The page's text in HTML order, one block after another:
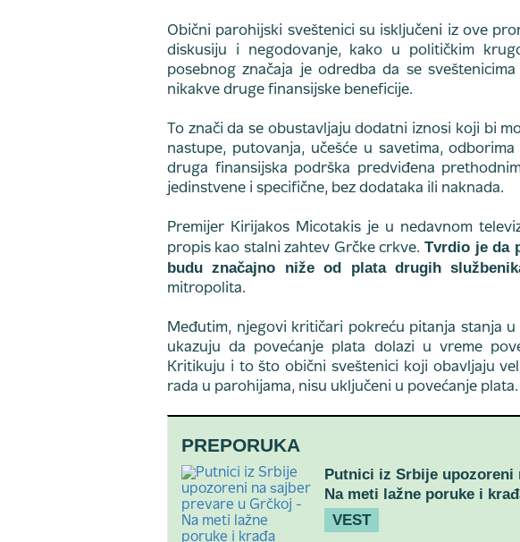
Obični parohijski sveštenici su isključeni iz ove
diskusiju i negodovanje, kako u političkim
posebnog značaja je odredba da se
nikakve druge finansijske beneficije.
To znači da se obustavljaju dodatni iznosi koji bi
nastupe, putovanja, učešće u savetima,
druga finansijska podrška predviđena
jedinstvene i specifične, bez dodataka ili naknada.
Premijer Kirijakos Micotakis je u nedavnom
propis kao stalni zahtev Grčke crkve. Tvrdio je da
budu značajno niže od plata drugih
mitropolita.
Međutim, njegovi kritičari pokreću pitanja stanja
ukazuju da povećanje plata dolazi u vreme
Kritikuju i to što obični sveštenici koji obavljaju
rada u parohijama, nisu uključeni u povećanje plata.
PREPORUKA
Putnici iz Srbije upozoreni
Na meti lažne poruke i
VEST